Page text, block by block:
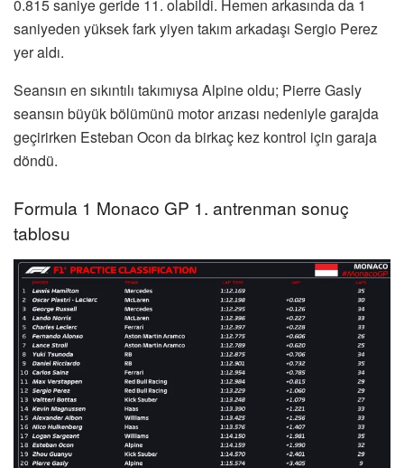
0.815 saniye geride 11. olabildi. Hemen arkasında da 1
saniyeden yüksek fark yiyen takım arkadaşı Sergio Perez
yer aldı.
Seansın en sıkıntılı takımıysa Alpine oldu; Pierre Gasly
seansın büyük bölümünü motor arızası nedeniyle garajda
geçirirken Esteban Ocon da birkaç kez kontrol için garaja
döndü.
Formula 1 Monaco GP 1. antrenman sonuç
tablosu